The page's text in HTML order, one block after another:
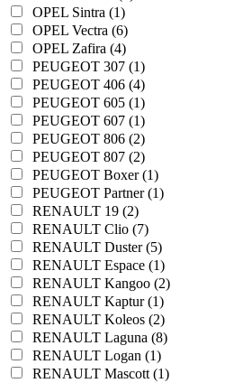
OPEL Sintra (1)
OPEL Vectra (6)
OPEL Zafira (4)
PEUGEOT 307 (1)
PEUGEOT 406 (4)
PEUGEOT 605 (1)
PEUGEOT 607 (1)
PEUGEOT 806 (2)
PEUGEOT 807 (2)
PEUGEOT Boxer (1)
PEUGEOT Partner (1)
RENAULT 19 (2)
RENAULT Clio (7)
RENAULT Duster (5)
RENAULT Espace (1)
RENAULT Kangoo (2)
RENAULT Kaptur (1)
RENAULT Koleos (2)
RENAULT Laguna (8)
RENAULT Logan (1)
RENAULT Mascott (1)